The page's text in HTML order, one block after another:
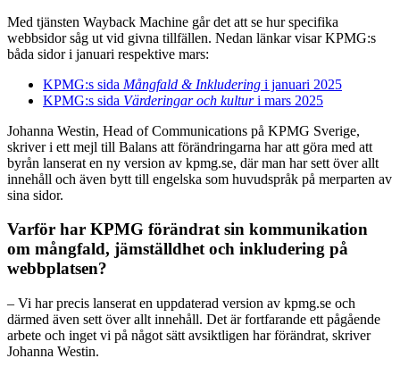
Med tjänsten Wayback Machine går det att se hur specifika
webbsidor såg ut vid givna tillfällen. Nedan länkar visar KPMG:s
båda sidor i januari respektive mars:
KPMG:s sida Mångfald & Inkludering i januari 2025
KPMG:s sida Värderingar och kulturi mars 2025
Johanna Westin, Head of Communications på KPMG Sverige,
skriver i ett mejl till Balans att förändringarna har att göra med att
byrån lanserat en ny version av kpmg.se, där man har sett över allt
innehåll och även bytt till engelska som huvudspråk på merparten av
sina sidor.
Varför har KPMG förändrat sin kommunikation
om mångfald, jämställdhet och inkludering på
webbplatsen?
– Vi har precis lanserat en uppdaterad version av kpmg.se och
därmed även sett över allt innehåll. Det är fortfarande ett pågående
arbete och inget vi på något sätt avsiktligen har förändrat, skriver
Johanna Westin.